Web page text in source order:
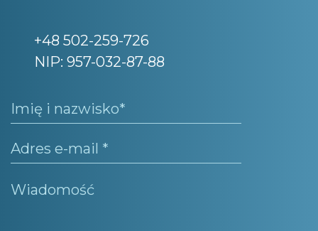
+48 502-259-726
NIP: 957-032-87-88